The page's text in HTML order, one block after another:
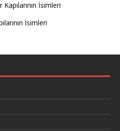
Kapılarının İsimleri
İsimleri